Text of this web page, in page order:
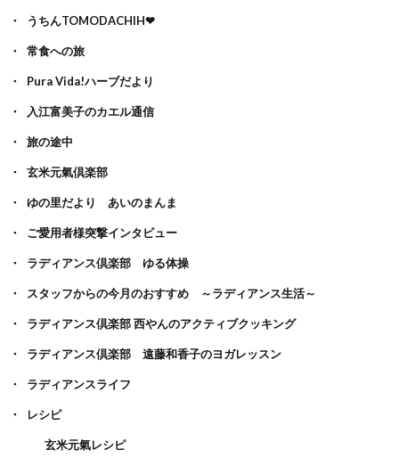
うちんTOMODACHIH❤
常食への旅
Pura Vida!ハーブだより
入江富美子のカエル通信
旅の途中
玄米元氣倶楽部
ゆの里だより あいのまんま
ご愛用者様突撃インタビュー
ラディアンス倶楽部 ゆる体操
スタッフからの今月のおすすめ ～ラディアンス生活～
ラディアンス倶楽部 西やんのアクティブクッキング
ラディアンス倶楽部 遠藤和香子のヨガレッスン
ラディアンスライフ
レシピ
玄米元氣レシピ